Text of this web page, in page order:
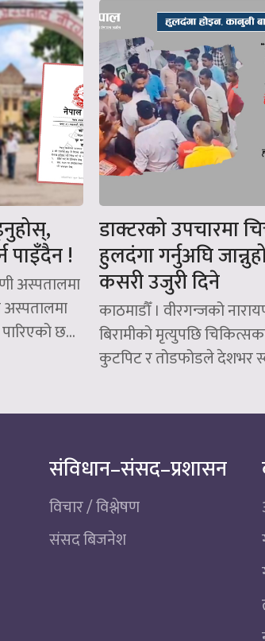
पाइँदैन !
अस्पतालमा
छ...
डाक्टरको उपचारमा
हुलदंगा गर्नुअघि
कसरी उजुरी दिने
काठमाडौँ । वीरगन्जको
बिरामीको मृत्युपछि
कुटपिट र तोडफोडले देशभर
संविधान–संसद–प्रशासन
विचार / विश्लेषण
संसद बिजनेश